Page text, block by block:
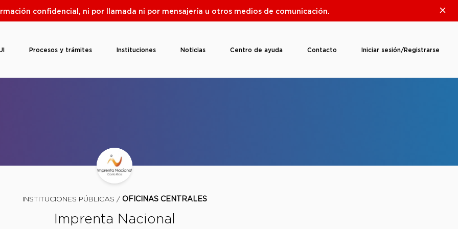
confidencial, ni por llamada ni por mensajería u otros medios de comunicación.
Procesos y trámites Instituciones Noticias Centro de ayuda Contacto Iniciar sesión/Registrarse
INSTITUCIONES PÚBLICAS / OFICINAS CENTRALES
Imprenta Nacional